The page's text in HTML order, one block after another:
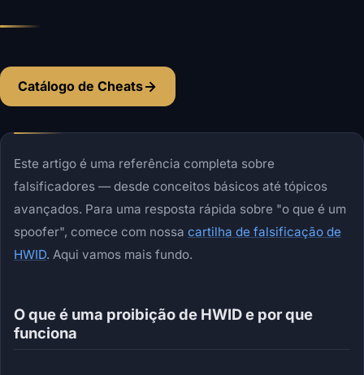
Catálogo de Cheats
Este artigo é uma referência completa sobre
falsificadores — desde conceitos básicos até tópicos
avançados. Para uma resposta rápida sobre "o que é um
spoofer", comece com nossa cartilha de falsificação de
HWID. Aqui vamos mais fundo.
O que é uma proibição de HWID e por que
funciona